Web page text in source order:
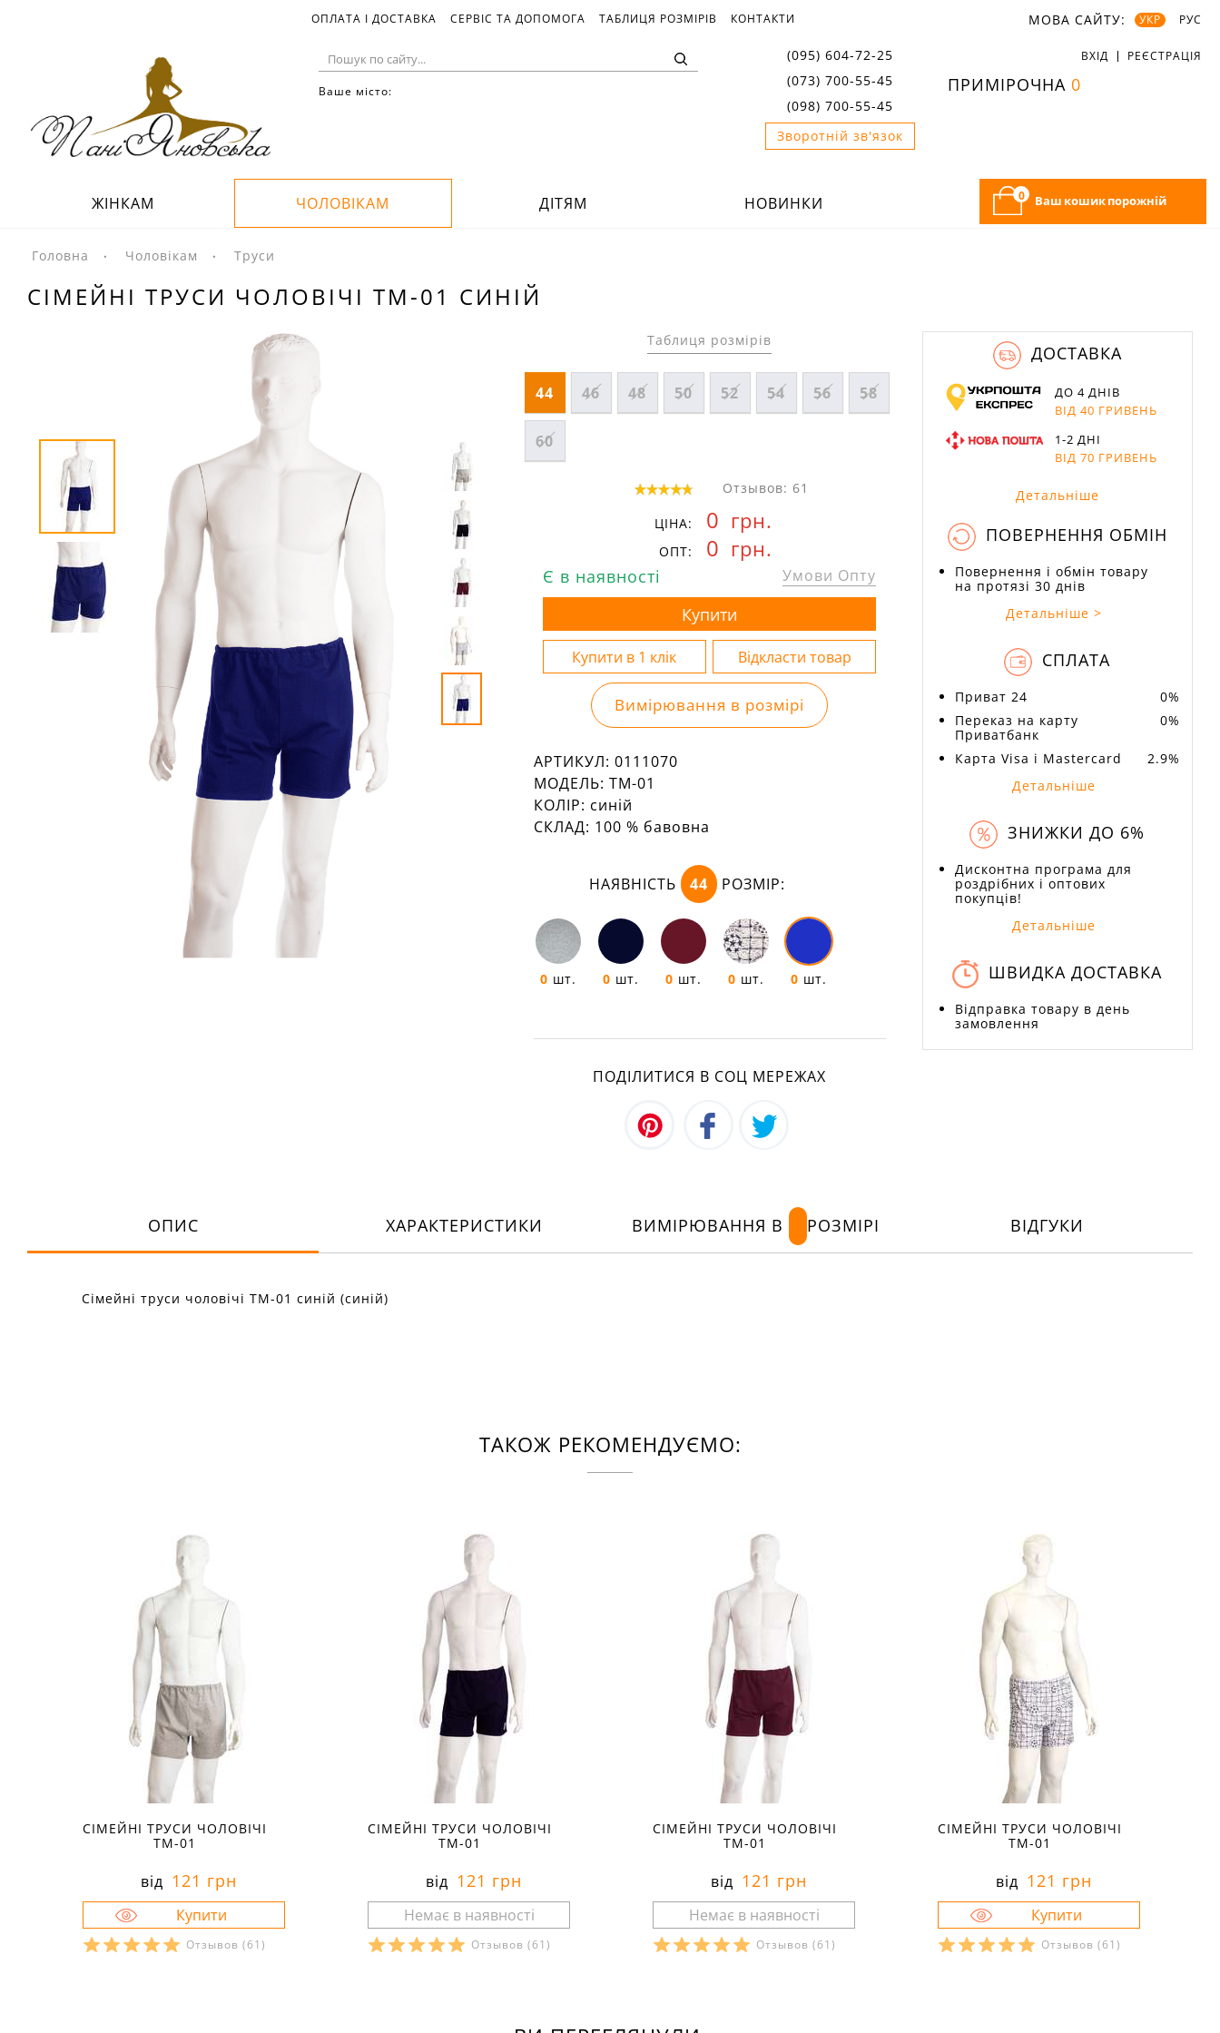
ОПЛАТА І ДОСТАВКА СЕРВІС ТА ДОПОМОГА ТАБЛИЦЯ РОЗМІРІВ КОНТАКТИ МОВА САЙТУ: УКР РУС
Ваше місто:
(095) 604-72-25
(073) 700-55-45
(098) 700-55-45
Зворотній зв'язок
ВХІД РЕЄСТРАЦІЯ
ПРИМІРОЧНА 0
0 Ваш кошик порожній
ЖІНКАМ ЧОЛОВІКАМ ДІТЯМ НОВИНКИ
Головна Чоловікам Труси
СІМЕЙНІ ТРУСИ ЧОЛОВІЧІ ТМ-01 СИНІЙ
Таблиця розмірів
44 46 48 50 52 54 56 58
60
Отзывов: 61
ЦІНА: 0 грн.
ОПТ: 0 грн.
Є в наявності Умови Опту
Вимірювання в розмірі
АРТИКУЛ: 0111070
МОДЕЛЬ: ТМ-01
КОЛІР: синій
СКЛАД: 100 % бавовна
НАЯВНІСТЬ 44 РОЗМІР:
0 шт. 0 шт. 0 шт. 0 шт. 0 шт.
ПОДІЛИТИСЯ В СОЦ МЕРЕЖАХ
ДОСТАВКА
ДО 4 ДНІВ
ВІД 40 ГРИВЕНЬ
1-2 ДНІ
ВІД 70 ГРИВЕНЬ
Детальніше
ПОВЕРНЕННЯ ОБМІН
Повернення і обмін товару
на протязі 30 днів
Детальніше >
СПЛАТА
Приват 24
0%
Переказ на карту
Приватбанк
0%
Карта Visa і Mastercard
2.9%
Детальніше
ЗНИЖКИ ДО 6%
Дисконтна програма для
роздрібних і оптових
покупців!
Детальніше
ШВИДКА ДОСТАВКА
Відправка товару в день
замовлення
ОПИС ХАРАКТЕРИСТИКИ ВИМІРЮВАННЯ В РОЗМІРІ ВІДГУКИ
Сімейні труси чоловічі ТМ-01 синій (синій)
ТАКОЖ РЕКОМЕНДУЄМО:
СІМЕЙНІ ТРУСИ ЧОЛОВІЧІ
ТМ-01
від 121 грн
Отзывов (61)
СІМЕЙНІ ТРУСИ ЧОЛОВІЧІ
ТМ-01
від 121 грн
Отзывов (61)
СІМЕЙНІ ТРУСИ ЧОЛОВІЧІ
ТМ-01
від 121 грн
Отзывов (61)
СІМЕЙНІ ТРУСИ ЧОЛОВІЧІ
ТМ-01
від 121 грн
Отзывов (61)